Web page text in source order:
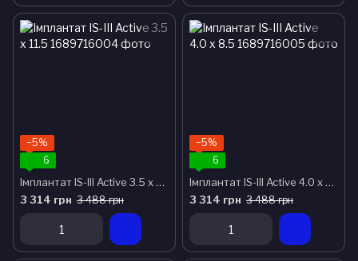
−5%
6
Імплантат IS-III Active 3.5 x 11.5
3 314 грн 3 488 грн
−5%
6
Імплантат IS-III Active 4.0 x 8.5
3 314 грн 3 488 грн